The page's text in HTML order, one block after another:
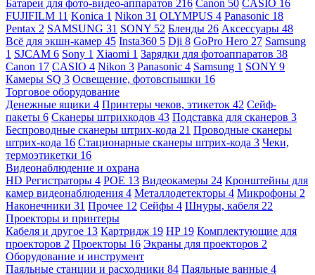
Батареи для фото-видео-аппаратов 216 Canon 50 CASIO 16
FUJIFILM 11 Konica 1 Nikon 31 OLYMPUS 4 Panasonic 18
Pentax 2 SAMSUNG 31 SONY 52 Бленды 26 Аксессуары 48
Всё для экшн-камер 45 Insta360 5 Dji 8 GoPro Hero 27 Samsung
1 SJCAM 6 Sony 1 Xiaomi 1 Зарядки для фотоаппаратов 38
Canon 17 CASIO 4 Nikon 3 Panasonic 4 Samsung 1 SONY 9
Камеры SQ 3 Освещение, фотовспышки 16
Торговое оборудование
Денежные ящики 4 Принтеры чеков, этикеток 42 Сейф-
пакеты 6 Сканеры штрихкодов 43 Подставка для сканеров 3
Беспроводные сканеры штрих-кода 21 Проводные сканеры
штрих-кода 16 Стационарные сканеры штрих-кода 3 Чеки,
термоэтикетки 16
Видеонаблюдение и охрана
HD Регистраторы 4 POE 13 Видеокамеры 24 Кронштейны для
камер видеонаблюдения 4 Металлодетекторы 4 Микрофоны 2
Наконечники 31 Прочее 12 Сейфы 4 Шнуры, кабеля 22
Проекторы и принтеры
Кабеля и другое 13 Картридж 19 HP 19 Комплектующие для
проекторов 2 Проекторы 16 Экраны для проекторов 2
Оборудование и инструмент
Паяльные станции и расходники 84 Паяльные ванные 4